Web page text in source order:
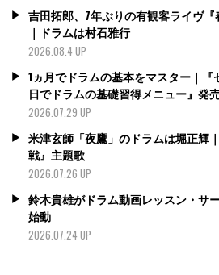
吉田拓郎、7年ぶりの有観客ライヴ
｜ドラムは村石雅行
2026.08.4 UP
1ヵ月でドラムの基本をマスター｜
日でドラムの基礎習得メニュー』発
2026.07.29 UP
米津玄師「夜鷹」のドラムは堀正輝
戦』主題歌
2026.07.26 UP
鈴木貴雄がドラム動画レッスン・サ
始動
2026.07.24 UP